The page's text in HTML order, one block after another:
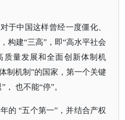
于中国这样曾经一度僵化、
构建“三高”，即“高水平社会
质量发展和全面创新体制机
制机制”的国家，第一个关键
， 也不能“停”。
的 “五个第一”，并结合产权